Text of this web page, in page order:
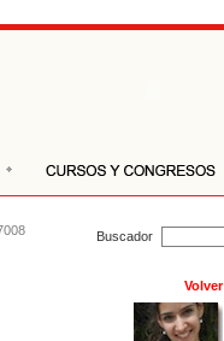
Buscador
Volver